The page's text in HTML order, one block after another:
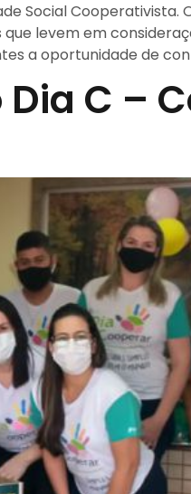
Social
levem em
a oportunidade de
C –